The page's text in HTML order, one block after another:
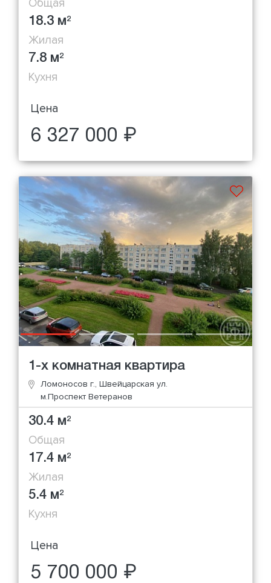
18.3 м2
Жилая
7.8 м2
Кухня
Цена
6 327 000 ₽
1-х комнатная квартира
Ломоносов г., Швейцарская ул.
м.Проспект Ветеранов
30.4 м2
Общая
17.4 м2
Жилая
5.4 м2
Кухня
Цена
5 700 000 ₽